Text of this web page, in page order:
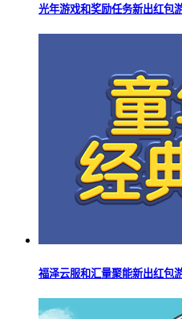
光年游戏和奖励任务新出红包
福泽云服和汇量聚能新出红包